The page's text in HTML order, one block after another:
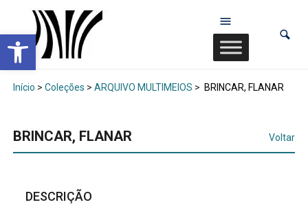
Abrir a barra de ferramentas
Início > Coleções > ARQUIVO MULTIMEIOS > BRINCAR, FLANAR
BRINCAR, FLANAR Voltar
DESCRIÇÃO